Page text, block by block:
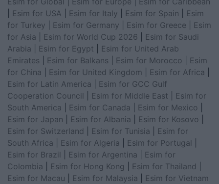
Esim for USA Esim for Italy Esim for Spain
Esim
for Turkey
Esim for Germany Esim for Greece
Esim
for Asia
Esim for World Cup 2026
Esim for Saudi
Arabia
Esim for Egypt
Esim for United Arab
Emirates
Esim for Balkans Esim for Morocco
Esim
for China
Esim for United Kingdom Esim for Africa
Esim for Latin America
Esim for GCC Gulf
Cooperation Council
Esim for Middle East
Esim for
South America
Esim for Canada Esim for Mexico
Esim for Japan
Esim for Albania Esim for Kosovo
Esim for Switzerland
Esim for Tunisia
Esim for
South Africa
Esim for Algeria Esim for Portugal
Esim for Brazil
Esim for Argentina
Esim for
Colombia
Esim for Hong Kong Esim for Thailand
Esim for Macau
Esim for Malaysia
Esim for Vietnam